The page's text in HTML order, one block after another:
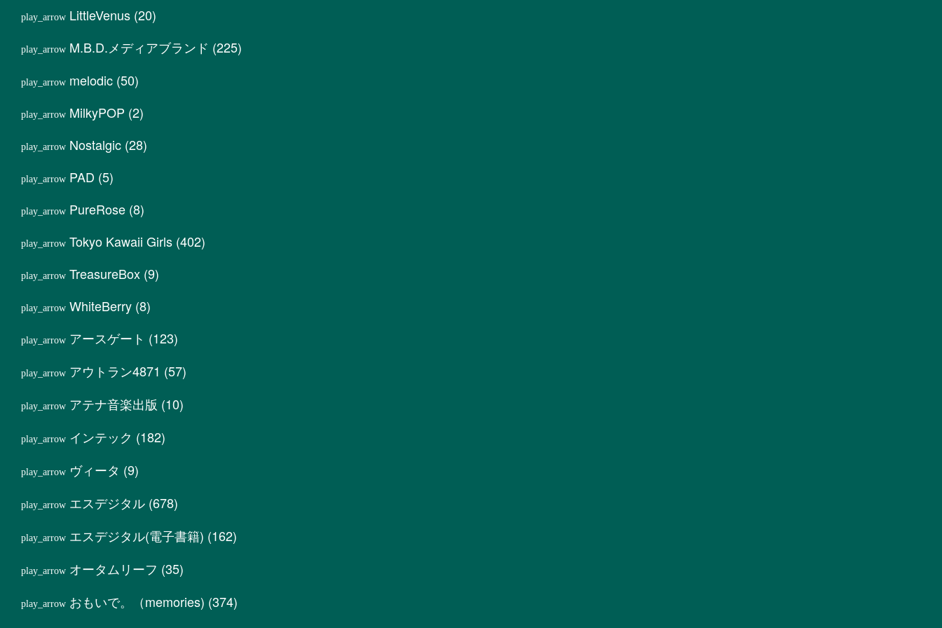
LittleVenus (20)
M.B.D.メディアブランド (225)
melodic (50)
MilkyPOP (2)
Nostalgic (28)
PAD (5)
PureRose (8)
Tokyo Kawaii Girls (402)
TreasureBox (9)
WhiteBerry (8)
アースゲート (123)
アウトラン4871 (57)
アテナ音楽出版 (10)
インテック (182)
ヴィータ (9)
エスデジタル (678)
エスデジタル(電子書籍) (162)
オータムリーフ (35)
おもいで。（memories) (374)